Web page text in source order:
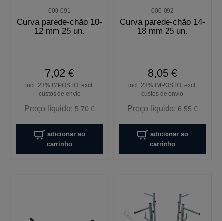
000-091
Curva parede-chão 10-
12 mm 25 un.
7,02 €
incl. 23% IMPOSTO, excl.
custos de envio
Preço líquido: 5,70 €
adicionar ao
carrinho
000-092
Curva parede-chão 14-
18 mm 25 un.
8,05 €
incl. 23% IMPOSTO, excl.
custos de envio
Preço líquido: 6,55 €
adicionar ao
carrinho